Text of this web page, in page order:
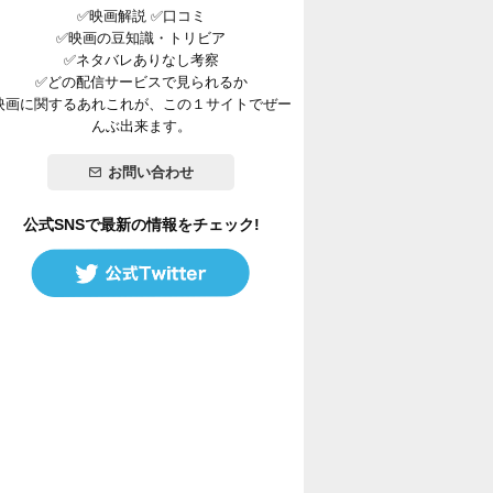
✅映画解説 ✅口コミ
✅映画の豆知識・トリビア
✅ネタバレありなし考察
✅どの配信サービスで見られるか
画に関するあれこれが、この１サイトでぜー
んぶ出来ます。
お問い合わせ
公式SNSで最新の情報をチェック!